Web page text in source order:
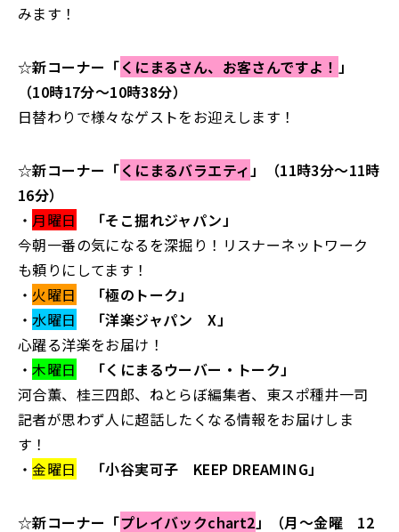
みます！
☆新コーナー「くにまるさん、お客さんですよ！ 」
（10時17分～10時38分）
日替わりで様々なゲストをお迎えします！
☆新コーナー「くにまるバラエティ 」（11時3分～11時
16分）
・ 月曜日
「そこ掘れジャパン」
今朝一番の気になるを深掘り！リスナーネットワーク
も頼りにしてます！
・ 火曜日
「極のトーク」
・水曜日
「洋楽ジャパン X」
心躍る洋楽をお届け！
・木曜日
「くにまるウーバー・トーク」
河合薫、桂三四郎、ねとらぼ編集者、東スポ種井一司
記者が思わず人に超話したくなる情報をお届けしま
す！
・金曜日 「小谷実可子 KEEP DREAMING」
☆新コーナー「プレイバックchart2 」（月～金曜 12